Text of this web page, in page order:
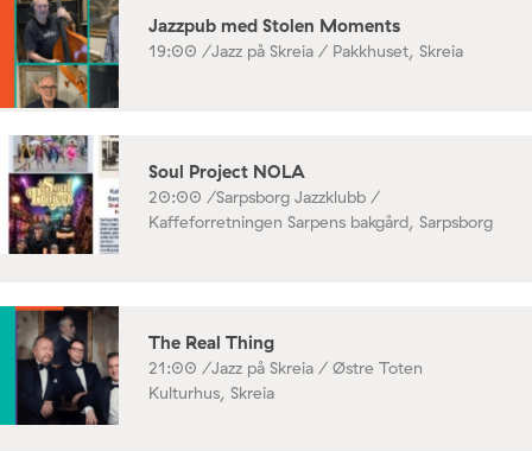
Jazzpub med Stolen Moments
19:00 /Jazz på Skreia / Pakkhuset, Skreia
Soul Project NOLA
20:00 /Sarpsborg Jazzklubb /
Kaffeforretningen Sarpens bakgård, Sarpsborg
The Real Thing
21:00 /Jazz på Skreia / Østre Toten
Kulturhus, Skreia